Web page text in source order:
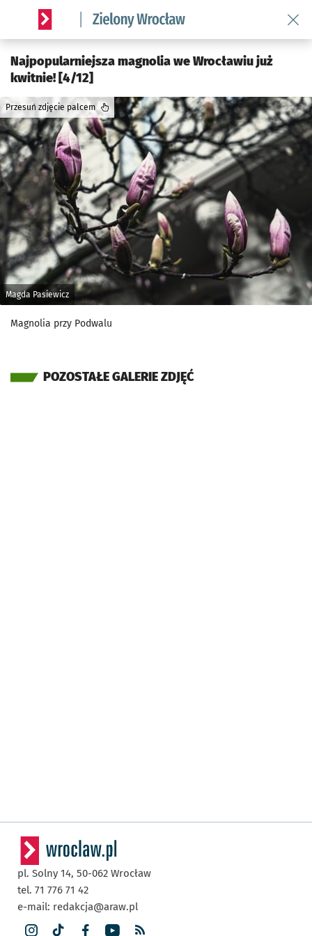
Serwis informacyjny wroclaw.pl podserwis: Środowisko we
Najpopularniejsza magnolia we Wrocławiu już
kwitnie! [4/12]
Magda Pasiewicz
Przesuń zdjęcie palcem
Magnolia przy Podwalu
POZOSTAŁE GALERIE ZDJĘĆ
pl. Solny 14, 50-062 Wrocław
tel. 71 776 71 42
e-mail: redakcja@araw.pl